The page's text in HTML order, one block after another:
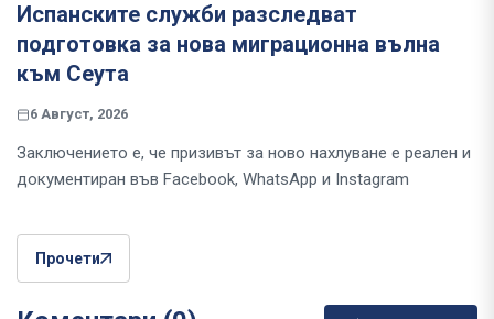
Испанските служби разследват
подготовка за нова миграционна вълна
към Сеута
6 Август, 2026
Заключението е, че призивът за ново нахлуване е реален и
документиран във Facebook, WhatsApp и Instagram
Прочети